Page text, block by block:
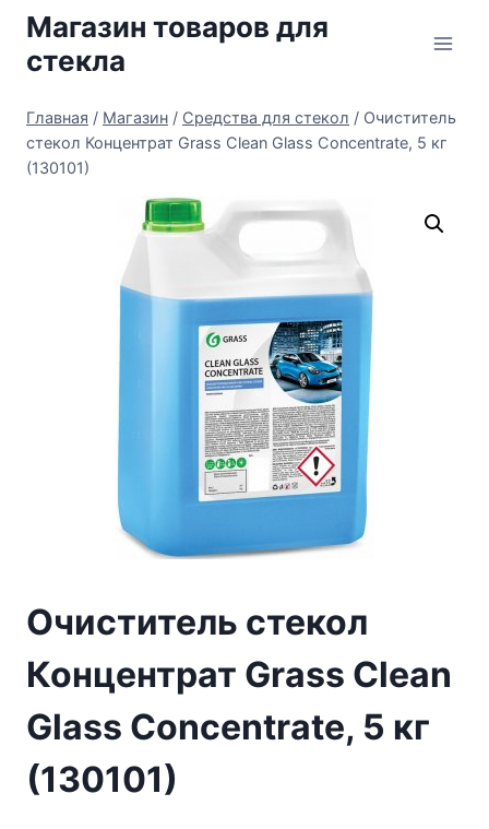
Перейти
содержимому
Магазин товаров для
стекла
Главная / Магазин / Средства для стекол / Очиститель
стекол Концентрат Grass Clean Glass Concentrate, 5 кг
(130101)
Очиститель стекол
Концентрат Grass Clean
Glass Concentrate, 5 кг
(130101)